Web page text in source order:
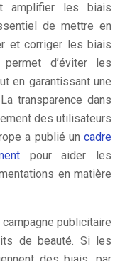
amplifier les biais
de mettre en
et corriger les biais
d’éviter les
en garantissant une
transparence dans
des utilisateurs
a publié un cadre
pour aider les
en matière
campagne publicitaire
de beauté. Si les